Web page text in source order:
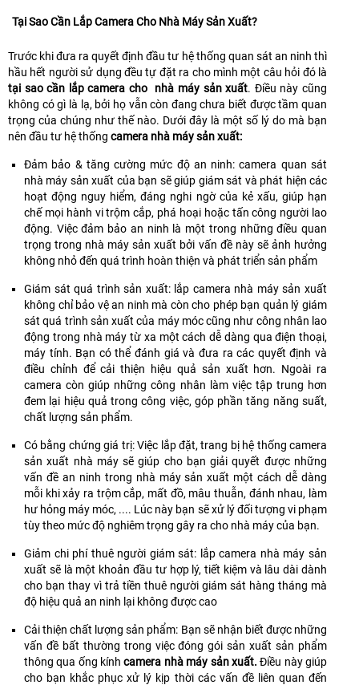
Tại Sao Cần Lắp Camera Cho Nhà Máy Sản Xuất?
Trước khi đưa ra quyết định đầu tư hệ thống quan sát an ninh thì
hầu hết người sử dụng đều tự đặt ra cho mình một câu hỏi đó là
tại sao cần lắp camera cho nhà máy sản xuất. Điều này cũng
không có gì là lạ, bởi họ vẫn còn đang chưa biết được tầm quan
trọng của chúng như thế nào. Dưới đây là một số lý do mà bạn
nên đầu tư hệ thống camera nhà máy sản xuất:
Đảm bảo & tăng cường mức độ an ninh: camera quan sát
nhà máy sản xuất của bạn sẽ giúp giám sát và phát hiện các
hoạt động nguy hiểm, đáng nghi ngờ của kẻ xấu, giúp hạn
chế mọi hành vi trộm cắp, phá hoại hoặc tấn công người lao
động. Việc đảm bảo an ninh là một trong những điều quan
trọng trong nhà máy sản xuất bởi vấn đề này sẽ ảnh hưởng
không nhỏ đến quá trình hoàn thiện và phát triển sản phẩm
Giám sát quá trình sản xuất: lắp camera nhà máy sản xuất
không chỉ bảo vệ an ninh mà còn cho phép bạn quản lý giám
sát quá trình sản xuất của máy móc cũng như công nhân lao
động trong nhà máy từ xa một cách dễ dàng qua điện thoại,
máy tính. Bạn có thể đánh giá và đưa ra các quyết định và
điều chỉnh để cải thiện hiệu quả sản xuất hơn. Ngoài ra
camera còn giúp những công nhân làm việc tập trung hơn
đem lại hiệu quả trong công việc, góp phần tăng năng suất,
chất lượng sản phẩm.
Có bằng chứng giá trị: Việc lắp đặt, trang bị hệ thống camera
sản xuất nhà máy sẽ giúp cho bạn giải quyết được những
vấn đề an ninh trong nhà máy sản xuất một cách dễ dàng
mỗi khi xảy ra trộm cắp, mất đồ, mâu thuẫn, đánh nhau, làm
hư hỏng máy móc, .... Lúc này bạn sẽ xử lý đối tượng vi phạm
tùy theo mức độ nghiêm trọng gây ra cho nhà máy của bạn.
Giảm chi phí thuê người giám sát: lắp camera nhà máy sản
xuất sẽ là một khoản đầu tư hợp lý, tiết kiệm và lâu dài dành
cho bạn thay vì trả tiền thuê người giám sát hàng tháng mà
độ hiệu quả an ninh lại không được cao
Cải thiện chất lượng sản phẩm: Bạn sẽ nhận biết được những
vấn đề bất thường trong việc đóng gói sản xuất sản phẩm
thông qua ống kínhcamera nhà máy sản xuất. Điều này giúp
cho bạn khắc phục xử lý kịp thời các vấn đề liên quan đến